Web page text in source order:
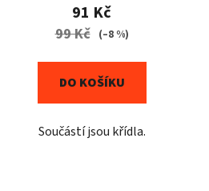
91 Kč
99 Kč (–8 %)
DO KOŠÍKU
Součástí jsou křídla.